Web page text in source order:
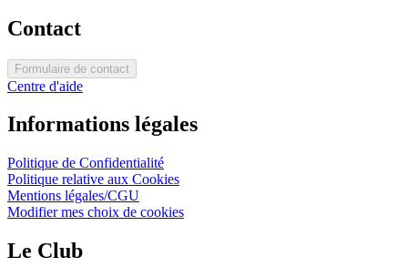
Contact
Formulaire de contact
Centre d'aide
Informations légales
Politique de Confidentialité
Politique relative aux Cookies
Mentions légales/CGU
Modifier mes choix de cookies
Le Club